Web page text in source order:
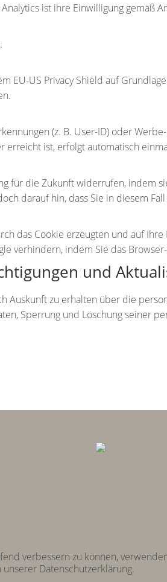
ist ihre Einwilligung gemäß
EU-US Privacy Shield auf
(z. B. User-ID) oder
erreicht ist, erfolgt automatisch
für die Zukunft widerrufen, indem
darauf hin, dass Sie in diesem
das Cookie erzeugten und auf
verhindern, indem Sie das
und
Auskunft zu erhalten über die
Sperrung und Löschung seiner
verbessern zu können,
Datenschutzerklärung.